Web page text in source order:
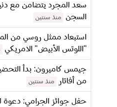
سعد المجرد يتضامن مع
السجن
منذ سنتين
استبعاد ممثل روسي من
"اللوتس الأبيض" الامريكي
جيمس كاميرون: بدأ
من أفاتار
منذ سنتين
حفل جوائز الجرامي: دعوة